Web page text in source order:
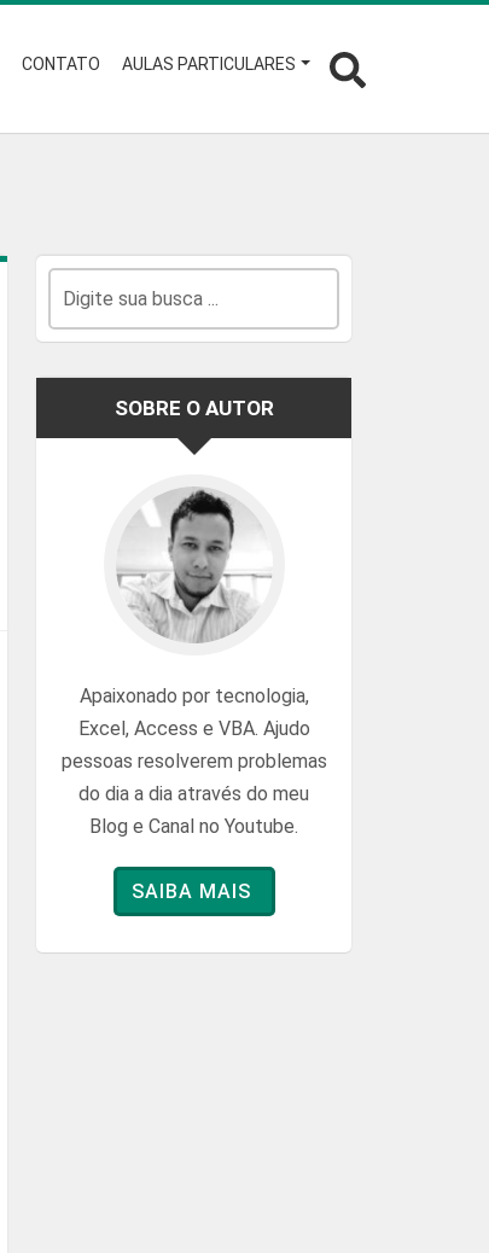
CONTATO AULAS PARTICULARES
SOBRE O AUTOR
Apaixonado por tecnologia,
Excel, Access e VBA. Ajudo
pessoas resolverem problemas
do dia a dia através do meu
Blog e Canal no Youtube.
SAIBA MAIS